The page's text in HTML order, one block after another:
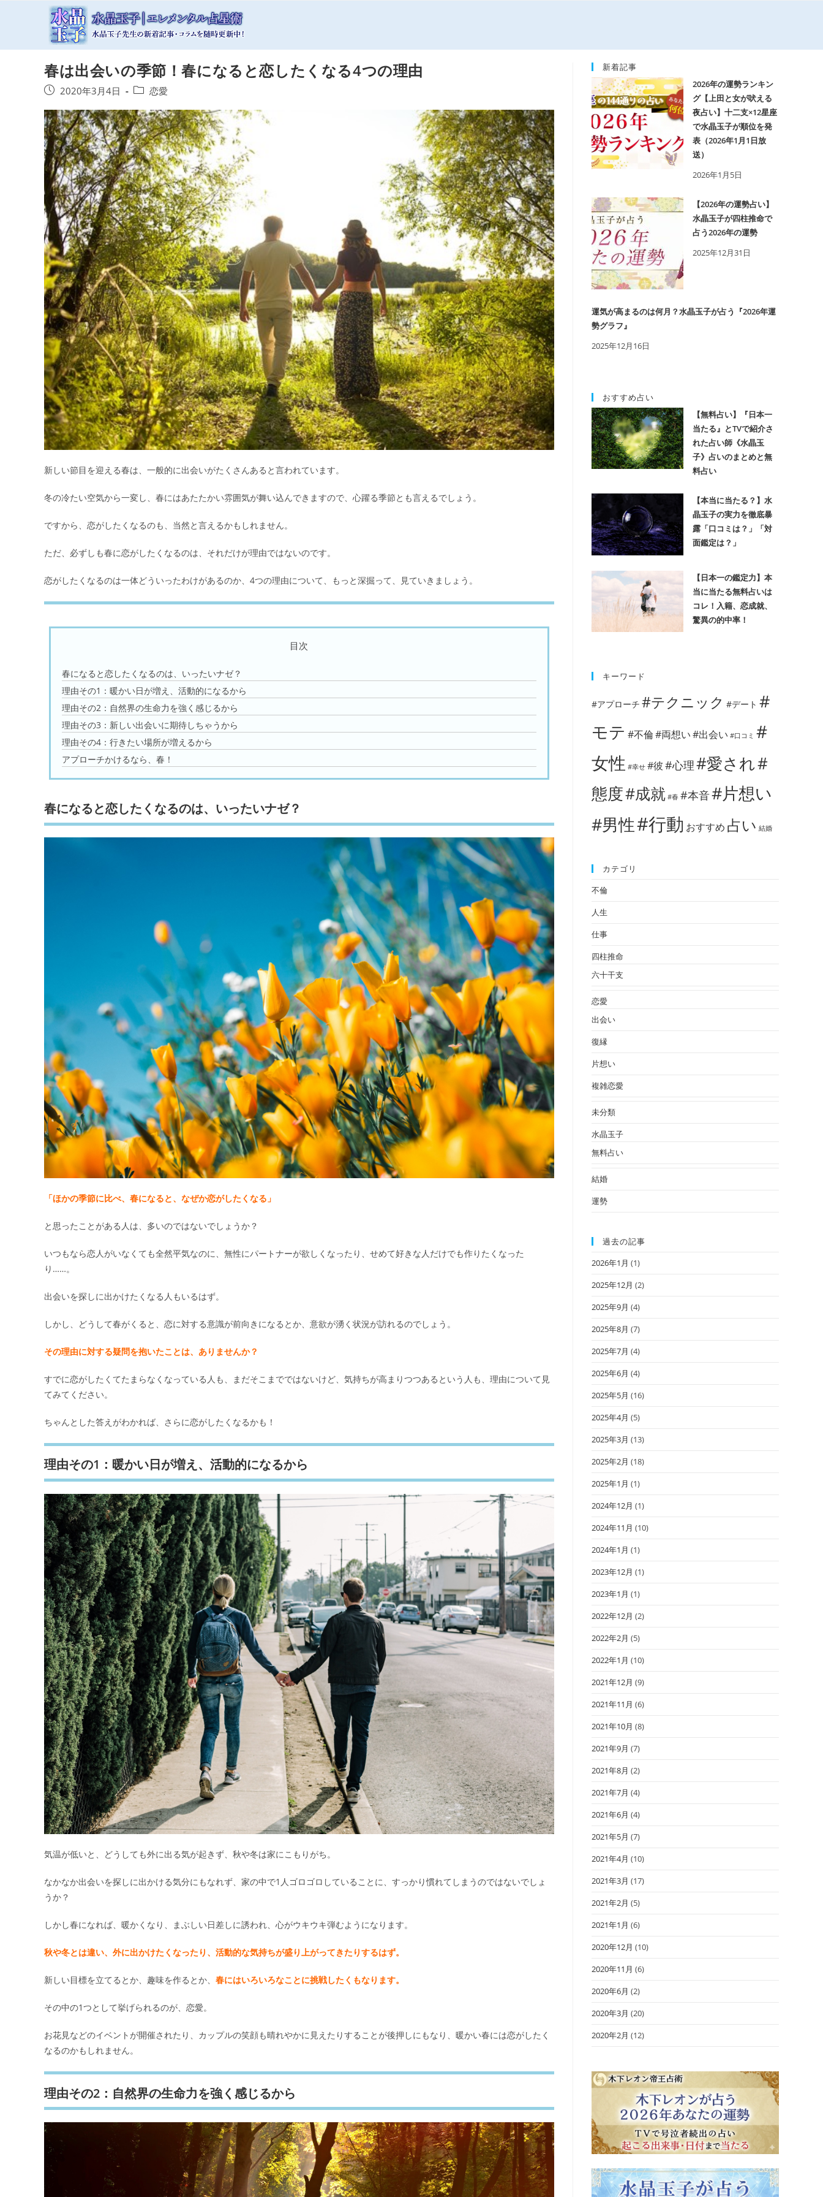
ン
春は出会いの季節！春になると恋したくなる4つの理由
投
公
開
日:
2020年3月4日
投
カ
テ
ゴ
リ
ー:
恋愛
新しい節目を迎える春は、一般的に出会いがたくさんあると言われています。
冬の冷たい空気から一変し、春にはあたたかい雰囲気が舞い込んできますので、心躍る季節とも言えるでしょう。
ですから、恋がしたくなるのも、当然と言えるかもしれません。
ただ、必ずしも春に恋がしたくなるのは、それだけが理由ではないのです。
恋がしたくなるのは一体どういったわけがあるのか、4つの理由について、もっと深掘って、見ていきましょう。
目次
春になると恋したくなるのは、いったいナゼ？
理由その1：暖かい日が増え、活動的になるから
理由その2：自然界の生命力を強く感じるから
理由その3：新しい出会いに期待しちゃうから
理由その4：行きたい場所が増えるから
アプローチかけるなら、春！
春になると恋したくなるのは、いったいナゼ？
「ほかの季節に比べ、春になると、なぜか恋がしたくなる」
と思ったことがある人は、多いのではないでしょうか？
いつもなら恋人がいなくても全然平気なのに、無性にパートナーが欲しくなったり、せめて好きな人だけでも作りたくなった
り……。
出会いを探しに出かけたくなる人もいるはず。
しかし、どうして春がくると、恋に対する意識が前向きになるとか、意欲が湧く状況が訪れるのでしょう。
その理由に対する疑問を抱いたことは、ありませんか？
すでに恋がしたくてたまらなくなっている人も、まだそこまでではないけど、気持ちが高まりつつあるという人も、理由について見
てみてください。
ちゃんとした答えがわかれば、さらに恋がしたくなるかも！
理由その1：暖かい日が増え、活動的になるから
気温が低いと、どうしても外に出る気が起きず、秋や冬は家にこもりがち。
なかなか出会いを探しに出かける気分にもなれず、家の中で1人ゴロゴロしていることに、すっかり慣れてしまうのではないでしょ
うか？
しかし春になれば、暖かくなり、まぶしい日差しに誘われ、心がウキウキ弾むようになります。
秋や冬とは違い、外に出かけたくなったり、活動的な気持ちが盛り上がってきたりするはず。
新しい目標を立てるとか、趣味を作るとか、 春にはいろいろなことに挑戦したくもなります。
その中の1つとして挙げられるのが、恋愛。
お花見などのイベントが開催されたり、カップルの笑顔も晴れやかに見えたりすることが後押しにもなり、暖かい春には恋がしたく
なるのかもしれません。
理由その2：自然界の生命力を強く感じるから
新着記事
2026年の運勢ランキン
グ【上田と女が吠える
夜占い】十二支×12星座
で水晶玉子が順位を発
表（2026年1月1日放
送）
2026年1月5日
【2026年の運勢占い】
水晶玉子が四柱推命で
占う2026年の運勢
2025年12月31日
運気が高まるのは何月？水晶玉子が占う『2026年運
勢グラフ』
2025年12月16日
おすすめ占い
【無料占い】『日本一
当たる』とTVで紹介さ
れた占い師《水晶玉
子》占いのまとめと無
料占い
【本当に当たる？】水
晶玉子の実力を徹底暴
露「口コミは？」「対
面鑑定は？」
【日本一の鑑定力】本
当に当たる無料占いは
コレ！入籍、恋成就、
驚異の的中率！
キーワード
#アプローチ #テクニック #デート #
モテ #不倫#両想い#出会い #口コミ #
女性 #幸せ #彼#心理#愛され#
態度#成就 #春 #本音#片想い
#男性#行動 おすすめ 占い 結婚
カテゴリ
不倫
人生
仕事
四柱推命
六十干支
恋愛
出会い
復縁
片想い
複雑恋愛
未分類
水晶玉子
無料占い
結婚
運勢
過去の記事
2026年1月 (1)
2025年12月 (2)
2025年9月 (4)
2025年8月 (7)
2025年7月 (4)
2025年6月 (4)
2025年5月 (16)
2025年4月 (5)
2025年3月 (13)
2025年2月 (18)
2025年1月 (1)
2024年12月 (1)
2024年11月 (10)
2024年1月 (1)
2023年12月 (1)
2023年1月 (1)
2022年12月 (2)
2022年2月 (5)
2022年1月 (10)
2021年12月 (9)
2021年11月 (6)
2021年10月 (8)
2021年9月 (7)
2021年8月 (2)
2021年7月 (4)
2021年6月 (4)
2021年5月 (7)
2021年4月 (10)
2021年3月 (17)
2021年2月 (5)
2021年1月 (6)
2020年12月 (10)
2020年11月 (6)
2020年6月 (2)
2020年3月 (20)
2020年2月 (12)